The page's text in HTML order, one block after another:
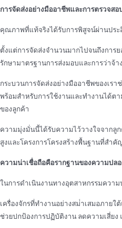
การจัดส่งอย่างมืออาชีพและการตรวจส
คุณภาพที่แท้จริงได้รับการพิสูจน์ผ่านปร
ตั้งแต่การจัดส่งจํานวนมากไปจนถึงการย
รักษามาตรฐานการส่งมอบและการว่าจ้า
กระบวนการจัดส่งอย่างมืออาชีพของเร
พร้อมสําหรับการใช้งานและทํางานได้ต
ของลูกค้า
ความมุ่งมั่นนี้ได้รับความไว้วางใจจากลู
สูงและโครงการโครงสร้างพื้นฐานที่สําคั
ความน่าเชื่อถือคือรากฐานของความปล
ในการดําเนินงานทางอุตสาหกรรมควา
เครื่องจักรที่ทํางานอย่างสม่ําเสมอภาย
ช่วยปกป้องการปฏิบัติงาน ลดความเสี่ยง